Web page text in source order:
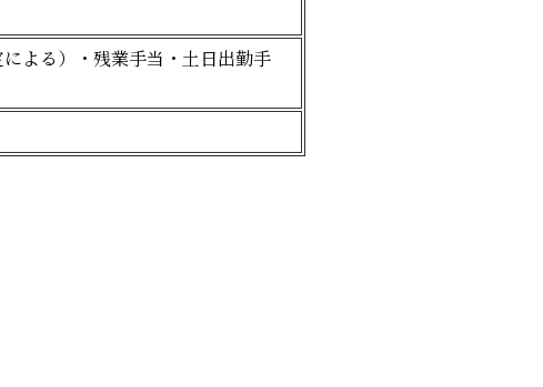
よる）・残業手当・土日出勤手